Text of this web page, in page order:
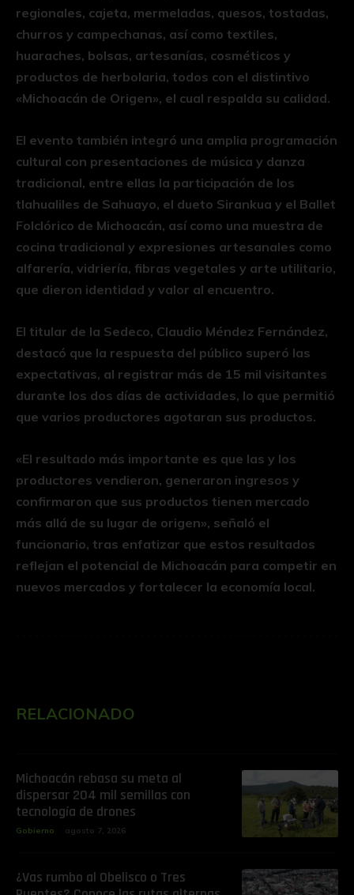
regionales, cajeta, mermeladas, quesos, tostadas,
churros y campechanas, así como textiles,
huaraches, bolsas, artesanías, cosméticos y
productos de herbolaria, todos con el distintivo
«Michoacán de Origen», el cual respalda su calidad.
El evento también integró una amplia programación
cultural con presentaciones de música y danza
tradicional, entre ellas la participación de los
tlahualiles de Sahuayo, el dueto Sirankua y el Ballet
Folclórico de Michoacán, así como una muestra de
cocina tradicional y expresiones artesanales como
alfarería, vidriería, fibras vegetales y arte utilitario,
que dieron identidad y valor al encuentro.
El titular de la Sedeco, Claudio Méndez Fernández,
destacó que la respuesta del público superó las
expectativas, al registrar más de 15 mil visitantes
durante los dos días de actividades, lo que permitió
que varios productores agotaran sus productos.
«El resultado más importante es que las y los
productores vendieron, generaron ingresos y
confirmaron que sus productos tienen mercado
más allá de su lugar de origen», señaló el
funcionario, tras enfatizar que estos resultados
reflejan el potencial de Michoacán para competir en
nuevos mercados y fortalecer la economía local.
RELACIONADO
Michoacán rebasa su meta al
dispersar 204 mil semillas con
tecnología de drones
Gobierno agosto 7, 2026
¿Vas rumbo al Obelisco o Tres